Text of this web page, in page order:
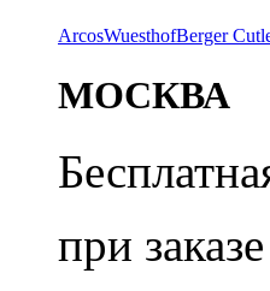
ArcosWuesthofBerger
МОСКВА
при